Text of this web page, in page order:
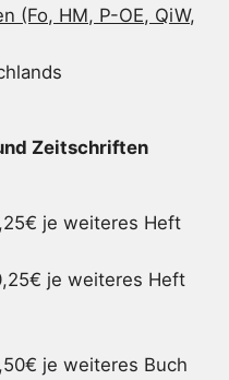
(Fo, HM, P-OE, QiW,
Zeitschriften
je weiteres Heft
je weiteres Heft
je weiteres Buch